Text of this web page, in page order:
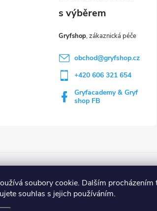
soubory cookie. Dalším procházením
souhlas s jejich používáním.
Gryfshop
obchod@gryfshop.cz
+420 606 321 654
Gryfacademy & Gryf
shop FB